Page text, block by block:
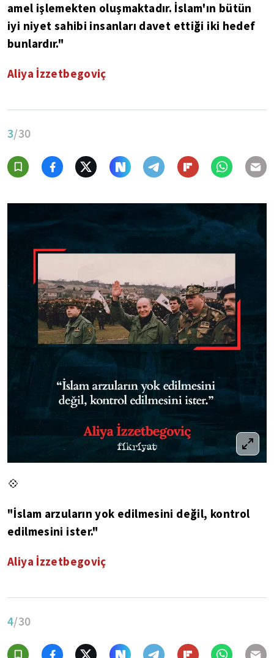
amel işlemekten oluşmaktadır. İslam'ın bütün
iyi niyet sahibi insanları davet ettiği iki hedef
bunlardır."
Aliya İzzetbegoviç
3/30
💠
"İslam arzuların yok edilmesini değil, kontrol
edilmesini ister."
Aliya İzzetbegoviç
4/30